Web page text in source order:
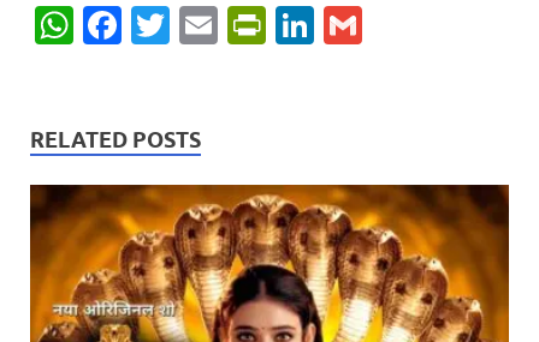
W
s
A
p
p
F
b
o
o
k
T
er
E
P
ie
n
dl
y
Li
dI
n
RELATED POSTS